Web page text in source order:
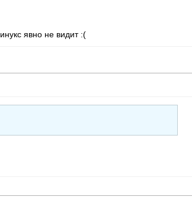
явно не видит :(